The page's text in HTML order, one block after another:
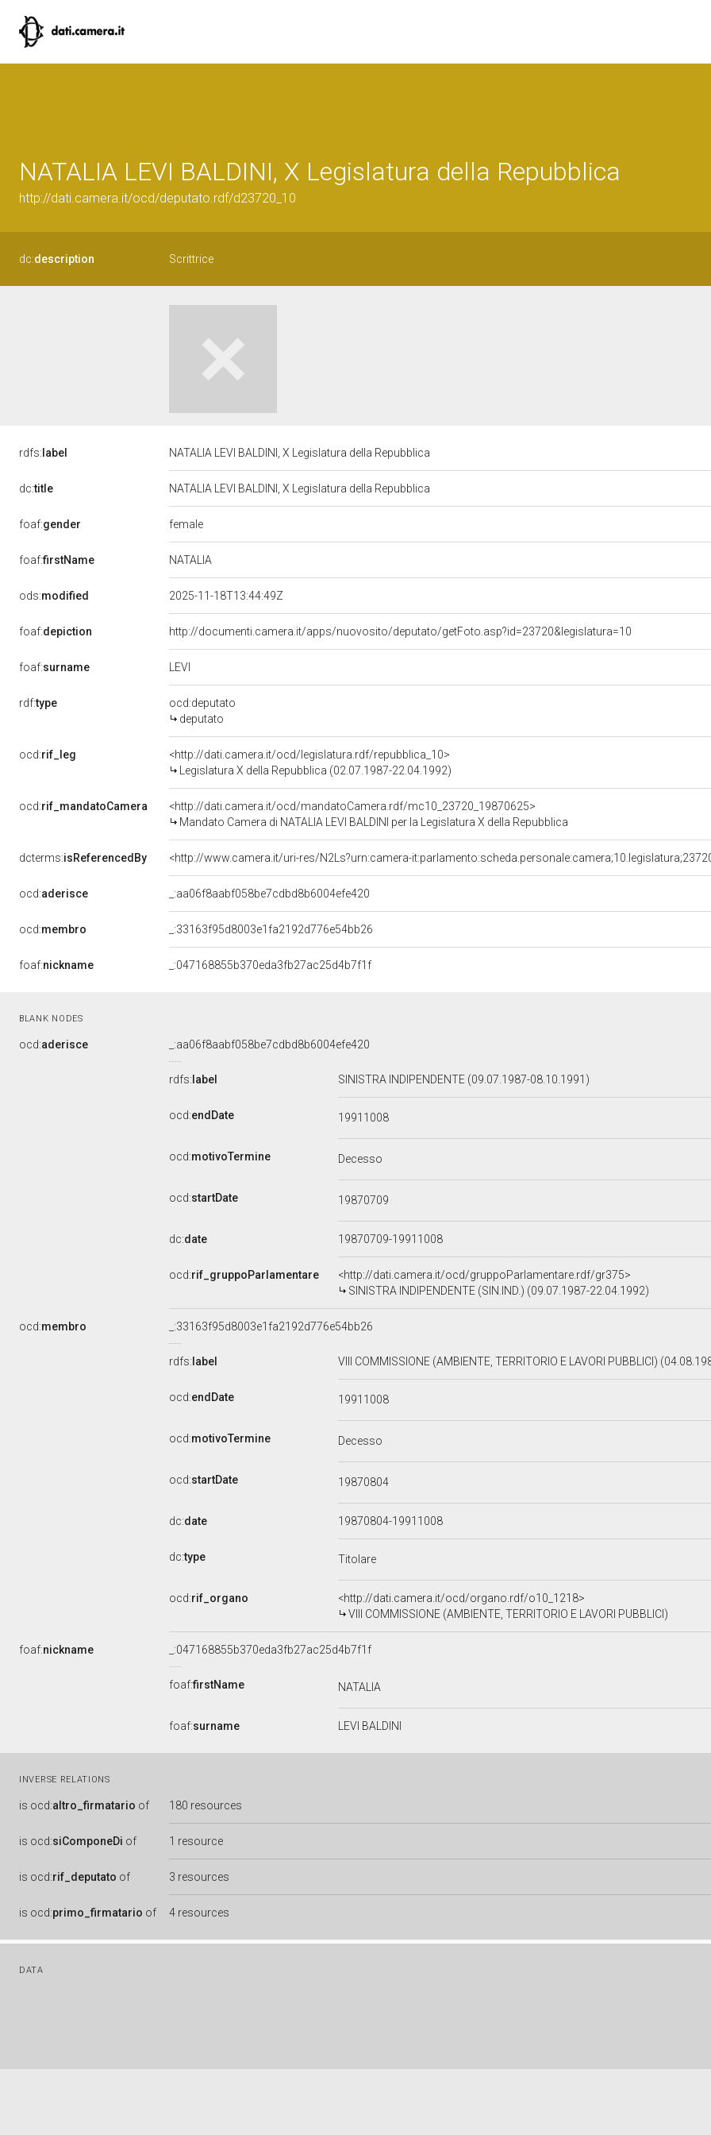
NATALIA LEVI BALDINI, X Legislatura della Repubblica
http://dati.camera.it/ocd/deputato.rdf/d23720_10
dc:description Scrittrice
rdfs: label NATALIA LEVI BALDINI, X Legislatura della Repubblica
dc:title NATALIA LEVI BALDINI, X Legislatura della Repubblica
foaf:gender female
foaf:firstName NATALIA
ods:modified 2025-11-18T13:44:49Z
foaf:depiction http://documenti.camera.it/apps/nuovosito/deputato/getFoto.asp?id=23720&legislatura=10
foaf:surname LEVI
rdf:type
ocd:deputato
deputato
ocd:rif_leg
<http://dati.camera.it/ocd/legislatura.rdf/repubblica_10>
Legislatura X della Repubblica (02.07.1987-22.04.1992)
ocd:rif_mandatoCamera
<http://dati.camera.it/ocd/mandatoCamera.rdf/mc10_23720_19870625>
Mandato Camera di NATALIA LEVI BALDINI per la Legislatura X della Repubblica
dcterms:isReferencedBy <http://www.camera.it/uri-res/N2Ls?urn:camera-
ocd:aderisce _:aa06f8aabf058be7cdbd8b6004efe420
ocd:membro _:33163f95d8003e1fa2192d776e54bb26
foaf:nickname _:047168855b370eda3fb27ac25d4b7f1f
BLANK NODES
ocd:aderisce _:aa06f8aabf058be7cdbd8b6004efe420
rdfs: label SINISTRA INDIPENDENTE (09.07.1987-08.10.1991)
ocd:endDate 19911008
ocd:motivoTermine Decesso
ocd:startDate 19870709
dc:date 19870709-19911008
ocd:rif_gruppoParlamentare
<http://dati.camera.it/ocd/gruppoParlamentare.rdf/gr375>
SINISTRA INDIPENDENTE (SIN.IND.) (09.07.1987-22.04.1992)
ocd:membro _:33163f95d8003e1fa2192d776e54bb26
rdfs: label VIII COMMISSIONE (AMBIENTE, TERRITORIO E LAVORI PUBBLICI)
ocd:endDate 19911008
ocd:motivoTermine Decesso
ocd:startDate 19870804
dc:date 19870804-19911008
dc:type Titolare
ocd:rif_organo
<http://dati.camera.it/ocd/organo.rdf/o10_1218>
VIII COMMISSIONE (AMBIENTE, TERRITORIO E LAVORI PUBBLICI)
foaf:nickname _:047168855b370eda3fb27ac25d4b7f1f
foaf:firstName NATALIA
foaf:surname LEVI BALDINI
INVERSE RELATIONS
is ocd:altro_firmatario of 180 resources
is ocd:siComponeDi of 1 resource
is ocd:rif_deputato of 3 resources
is ocd:primo_firmatario of 4 resources
DATA